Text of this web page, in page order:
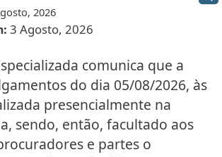
2026
3 Agosto, 2026
comunica que a
do dia 05/08/2026, às
presencialmente na
sendo, então, facultado aos
e partes o